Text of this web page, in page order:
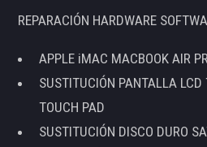
REPARACIÓN HARDWARE
APPLE iMAC MACBOOK AIR
SUSTITUCIÓN PANTALLA LCD
TOUCH PAD
SUSTITUCIÓN DISCO DURO